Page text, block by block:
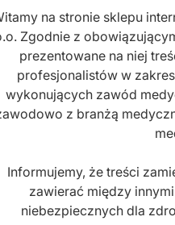
Nożyczki Yankauer do
migdałków zagięte
175mm
130,00zł
na stronie sklepu
Zgodnie z
prezentowane na niej
profesjonalistów w
wykonujących zawód
z branżą
Informujemy, że treści
zawierać między
niebezpiecznych dla